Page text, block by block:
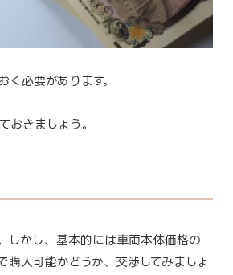
必要があります。
おきましょう。
しかし、基本的には車両本体価格の
入可能かどうか、交渉してみましょ